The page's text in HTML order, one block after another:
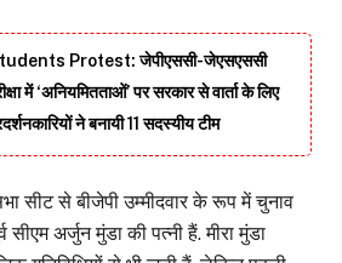
Protest: जेपीएससी-जेएसएससी
में ‘अनियमितताओं’ पर सरकार से वार्ता के लिए
ने बनायी 11 सदस्यीय टीम
सीट से बीजेपी उम्मीदवार के रूप में चुनाव
सीएम अर्जुन मुंडा की पत्नी हैं. मीरा मुंडा